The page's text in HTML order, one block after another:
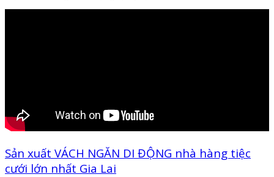
Sản xuất VÁCH NGĂN DI ĐỘNG nhà hàng tiệc
cưới lớn nhất Gia Lai